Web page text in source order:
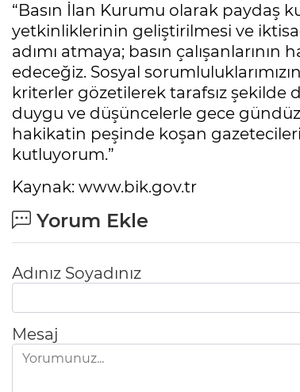
“Basın İlan Kurumu olarak paydaş
yetkinliklerinin geliştirilmesi ve
adımı atmaya; basın
edeceğiz. Sosyal
kriterler gözetilerek tarafsız şekilde
duygu ve düşüncelerle gece
hakikatin peşinde koşan
kutluyorum.”
Kaynak: www.bik.gov.tr
Yorum Ekle
Adınız Soyadınız
Mesaj